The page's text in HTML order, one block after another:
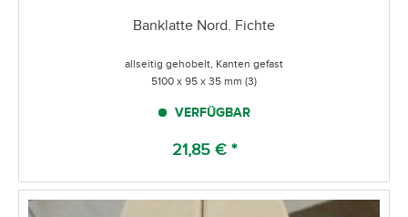
Banklatte Nord. Fichte
allseitig gehobelt, Kanten gefast
5100 x 95 x 35 mm (3)
VERFÜGBAR
21,85 € *